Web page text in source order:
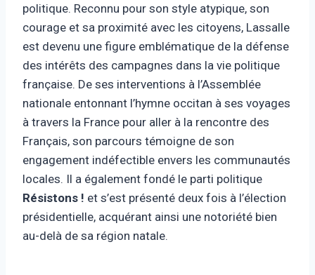
politique. Reconnu pour son style atypique, son
courage et sa proximité avec les citoyens, Lassalle
est devenu une figure emblématique de la défense
des intérêts des campagnes dans la vie politique
française. De ses interventions à l’Assemblée
nationale entonnant l’hymne occitan à ses voyages
à travers la France pour aller à la rencontre des
Français, son parcours témoigne de son
engagement indéfectible envers les communautés
locales. Il a également fondé le parti politique
Résistons ! et s’est présenté deux fois à l’élection
présidentielle, acquérant ainsi une notoriété bien
au-delà de sa région natale.